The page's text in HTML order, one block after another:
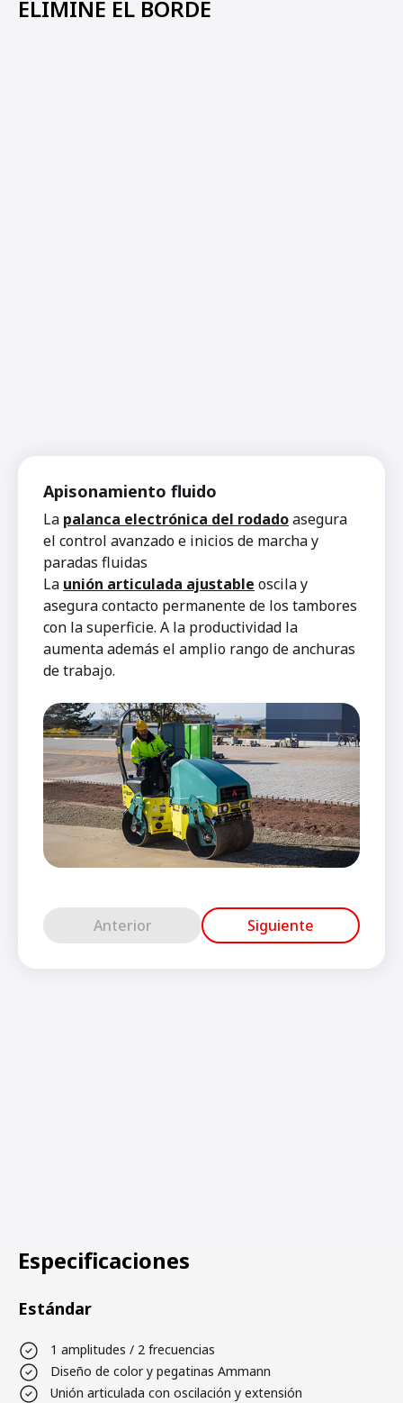
ELIMINE EL BORDE
Apisonamiento fluido
La palanca electrónica del rodadoasegura
el control avanzado e inicios de marcha y
paradas fluidas
La unión articulada ajustable oscila y
asegura contacto permanente de los tambores
con la superficie. A la productividad la
aumenta además el amplio rango de anchuras
de trabajo.
Anterior Siguiente
Especificaciones
Estándar
1 amplitudes / 2 frecuencias
Diseño de color y pegatinas Ammann
Unión articulada con oscilación y extensión